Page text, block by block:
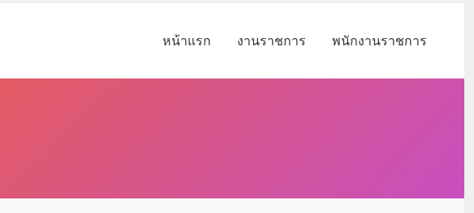
หน้าแรก งานราชการ พนักงานราชการ